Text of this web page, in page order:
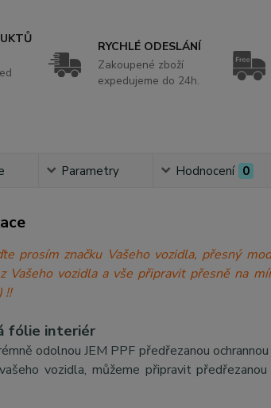
RYCHLÉ ODESLÁNÍ
Zakoupené zboží
expedujeme do 24h.
Parametry Hodnocení 0
prosím značku Vašeho vozidla, přesný
Vašeho vozidla a vše připravit přesně na
!!
fólie interiér
odolnou JEM PPF předřezanou
vozidla, můžeme připravit